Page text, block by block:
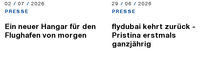
02.07.2026
02 / 07 / 2026
PRESSE
Ein neuer Hangar für den
Flughafen von morgen
29.06.2026
29 / 06 / 2026
PRESSE
flydubai kehrt zurück -
Pristina erstmals
ganzjährig